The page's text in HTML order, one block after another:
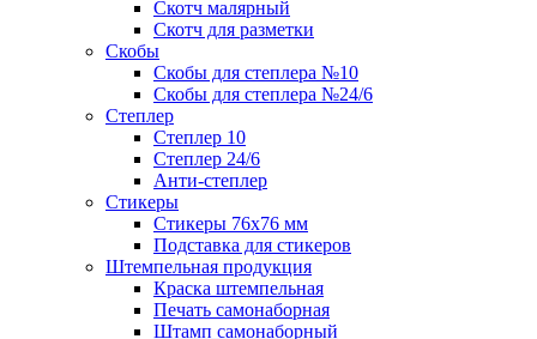
Скотч малярный
Скотч для разметки
Скобы
Скобы для степлера №10
Скобы для степлера №24/6
Степлер
Степлер 10
Степлер 24/6
Анти-степлер
Стикеры
Стикеры 76x76 мм
Подставка для стикеров
Штемпельная продукция
Краска штемпельная
Печать самонаборная
Штамп самонаборный